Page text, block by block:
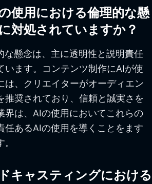
使用における倫理的な懸
対処されていますか？
な懸念は、主に透明性と説明責任
います。コンテンツ制作にAIが使
は、クリエイターがオーディエン
推奨されており、信頼と誠実さを
界は、AIの使用においてこれらの
任あるAIの使用を導くことをます
キャスティングにおける